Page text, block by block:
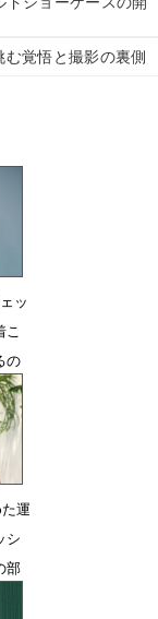
覚悟と撮影の裏側
ッ
こ
の
運
シ
部